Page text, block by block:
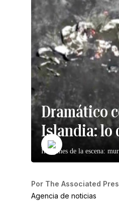
Dramático
Islandia: lo
Imágenes de la escena:
Por The Associated
Agencia de noticias